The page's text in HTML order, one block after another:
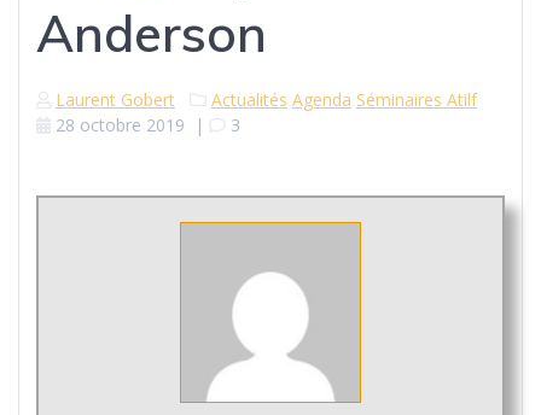
Anderson
Laurent Gobert Actualités Agenda Séminaires Atilf
28 octobre 2019 | 3